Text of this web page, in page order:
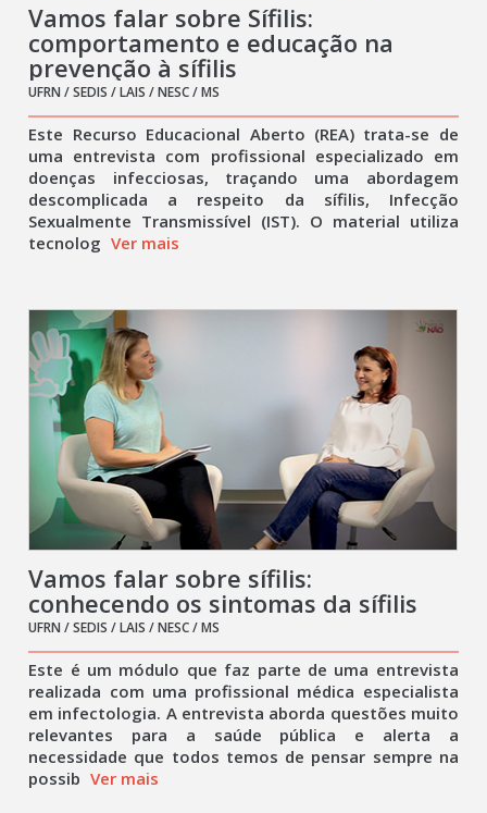
Vamos falar sobre Sífilis:
comportamento e educação na
prevenção à sífilis
UFRN / SEDIS / LAIS / NESC / MS
Este Recurso Educacional Aberto (REA) trata-se de
uma entrevista com profissional especializado em
doenças infecciosas, traçando uma abordagem
descomplicada a respeito da sífilis, Infecção
Sexualmente Transmissível (IST). O material utiliza
tecnolog Ver mais
Vamos falar sobre sífilis:
conhecendo os sintomas da sífilis
UFRN / SEDIS / LAIS / NESC / MS
Este é um módulo que faz parte de uma entrevista
realizada com uma profissional médica especialista
em infectologia. A entrevista aborda questões muito
relevantes para a saúde pública e alerta a
necessidade que todos temos de pensar sempre na
possib Ver mais